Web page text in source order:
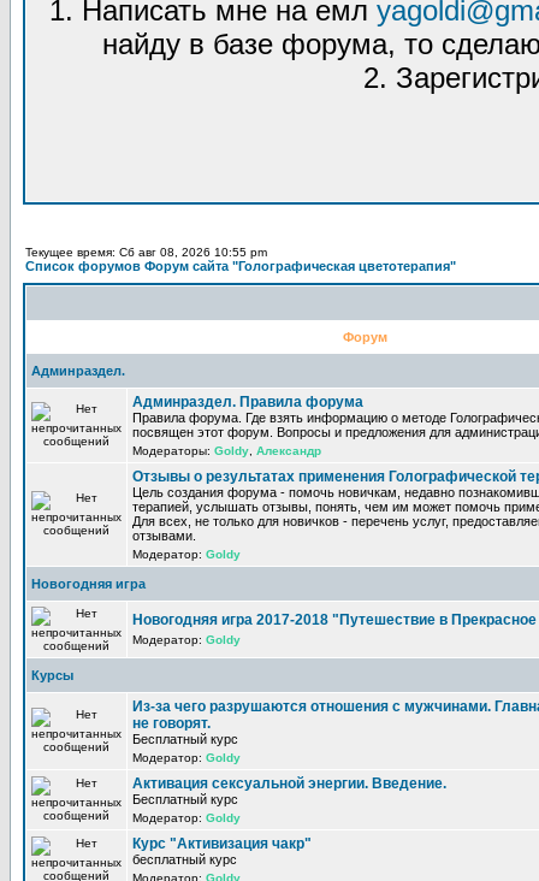
1. Написать мне на емл
найду в базе форума, то
2.
Текущее время: Сб авг 08, 2026 10:55 pm
Список форумов Форум сайта "Голографическая цветотерапия"
Форум
Админраздел.
Админраздел. Правила форума
Правила форума. Где взять информацию о методе
посвящен этот форум. Вопросы и предложения для
Модераторы: Goldy Александр
Отзывы о результатах применения Голографической
Цель создания форума - помочь новичкам, недавно
терапией, услышать отзывы, понять, чем им может помочь
Для всех, не только для новичков - перечень услуг,
отзывами.
Модератор: Goldy
Новогодняя игра
Новогодняя игра 2017-2018 "Путешествие в
Модератор: Goldy
Курсы
Из-за чего разрушаются отношения с мужчинами.
не говорят.
Бесплатный курс
Модератор: Goldy
Активация сексуальной энергии. Введение.
Бесплатный курс
Модератор: Goldy
Курс "Активизация чакр"
бесплатный курс
Модератор: Goldy